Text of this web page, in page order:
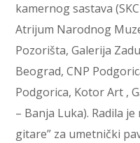
kamernog sastava
Atrijum Narodnog
Pozorišta, Galerija
Beograd, CNP
Podgorica, Kotor Art ,
– Banja Luka). Radila
gitare” za umetnički